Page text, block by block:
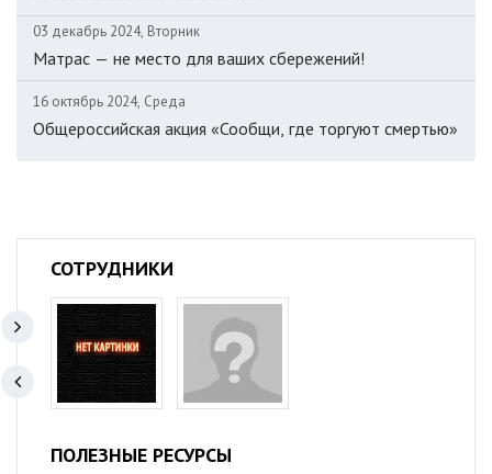
03 декабрь 2024, Вторник
Матрас — не место для ваших сбережений!
16 октябрь 2024, Среда
Общероссийская акция «Сообщи, где торгуют смертью»
СОТРУДНИКИ
ПОЛЕЗНЫЕ РЕСУРСЫ